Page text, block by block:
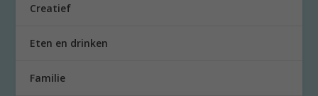
Creatief
Eten en drinken
Familie